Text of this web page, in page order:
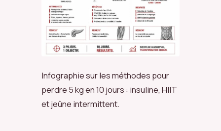
Infographie sur les méthodes pour
perdre 5 kg en 10 jours : insuline, HIIT
et jeûne intermittent.